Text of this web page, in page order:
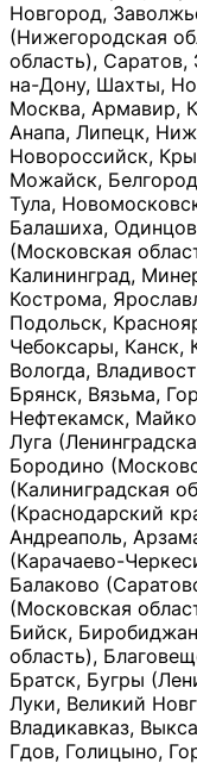
Новгород,
(Нижегородская
область),
на-Дону, Шахты,
Москва, Армавир,
Анапа, Липецк,
Новороссийск,
Можайск,
Тула,
Балашиха,
(Московская
Калининград,
Кострома,
Подольск,
Чебоксары, Канск,
Вологда,
Брянск, Вязьма,
Нефтекамск,
Луга
Бородино
(Калиниградская
(Краснодарский
Андреаполь,
(Карачаево-
Балаково
(Московская
Бийск,
область),
Братск, Бугры
Луки, Великий
Владикавказ,
Гдов, Голицыно,